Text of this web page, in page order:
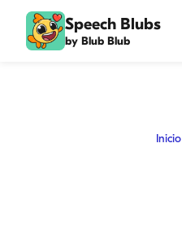
Speech Blubs
by Blub Blub
Inicio